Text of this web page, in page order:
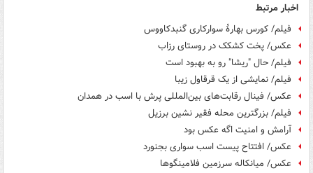
اخبار مرتبط
فیلم/ کورس بهارهٔ سوارکاری گنبدکاووس
عکس/ پخت کشکک در روستای رزاب
فیلم/ حال "ریشا" رو به بهبود است
فیلم/ نمایشی از یک قرقاول زیبا
عکس/ فینال رقابت‌های بین‌المللی پرش با اسب در همدان
فیلم/ بزرگترین محله فقیر نشین برزیل
آرامش و امنیت اگه عکس بود
عکس/ افتتاح پیست اسب سواری بجنورد
عکس/ میانکاله سرزمین فلامینگوها